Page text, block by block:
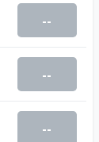
--
--
--